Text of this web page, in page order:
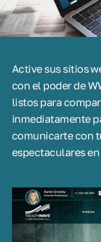
Active sus sitios
con el poder de
listos para
inmediatamente
comunicarte con
espectaculares